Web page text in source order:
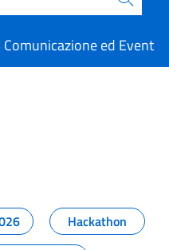
Comunicazione ed Eventi
Hackathon